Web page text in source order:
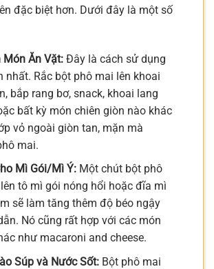
đặc biệt hơn. Dưới đây là một số
Món Ăn Vặt:Đây là cách sử dụng
nhất. Rắc bột phô mai lên khoai
bắp rang bơ, snack, khoai lang
bất kỳ món chiên giòn nào khác
vỏ ngoài giòn tan, mặn mà
mai.
Mì Gói/Mì Ý:Một chút bột phô
tô mì gói nóng hổi hoặc đĩa mì
sẽ làm tăng thêm độ béo ngậy
Nó cũng rất hợp với các món
như macaroni and cheese.
Súp và Nước Sốt:Bột phô mai